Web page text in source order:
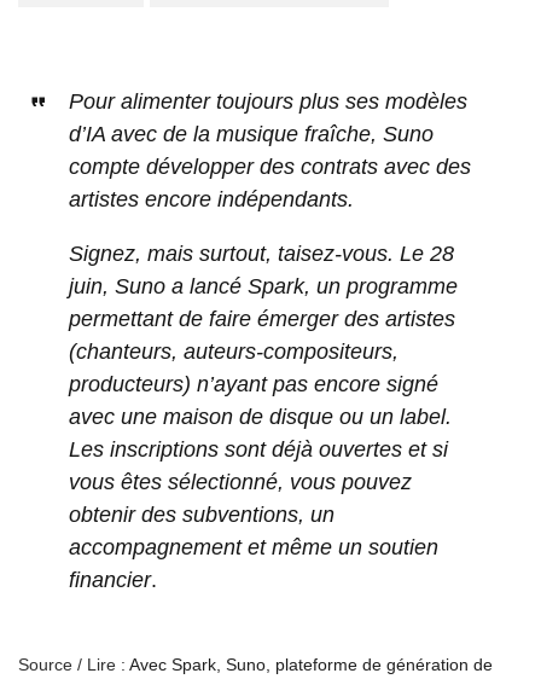
Pour alimenter toujours plus ses modèles
d’IA avec de la musique fraîche, Suno
compte développer des contrats avec des
artistes encore indépendants.
Signez, mais surtout, taisez-vous. Le 28
juin, Suno a lancé Spark, un programme
permettant de faire émerger des artistes
(chanteurs, auteurs-compositeurs,
producteurs) n’ayant pas encore signé
avec une maison de disque ou un label.
Les inscriptions sont déjà ouvertes et si
vous êtes sélectionné, vous pouvez
obtenir des subventions, un
accompagnement et même un soutien
financier.
Source / Lire : Avec Spark, Suno, plateforme de génération de